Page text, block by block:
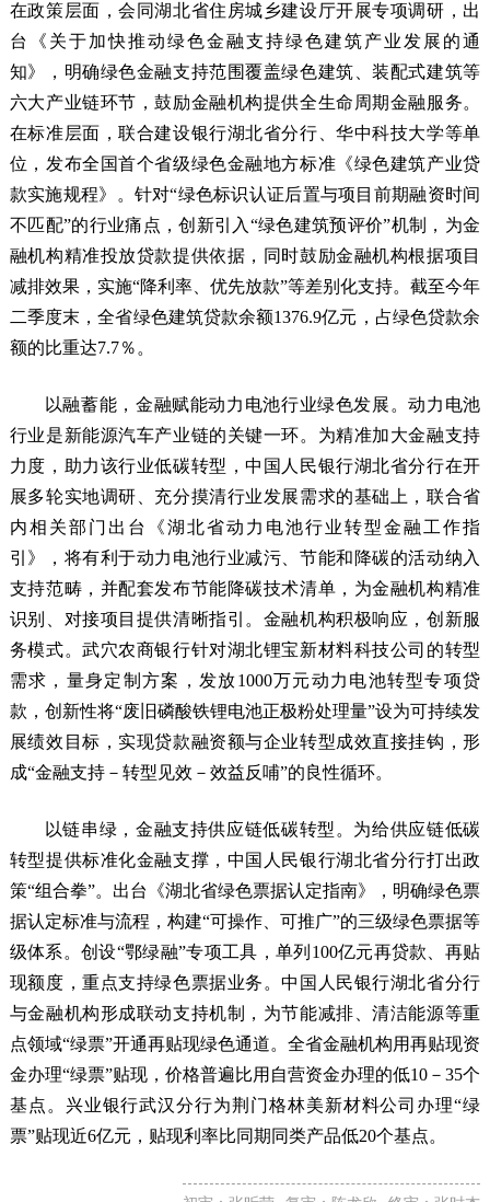
在政策层面，会同湖北省住房城乡建设厅开展专项调研，出
台《关于加快推动绿色金融支持绿色建筑产业发展的通
知》，明确绿色金融支持范围覆盖绿色建筑、装配式建筑等
六大产业链环节，鼓励金融机构提供全生命周期金融服务。
在标准层面，联合建设银行湖北省分行、华中科技大学等单
位，发布全国首个省级绿色金融地方标准《绿色建筑产业贷
款实施规程》。针对“绿色标识认证后置与项目前期融资时间
不匹配”的行业痛点，创新引入“绿色建筑预评价”机制，为金
融机构精准投放贷款提供依据，同时鼓励金融机构根据项目
减排效果，实施“降利率、优先放款”等差别化支持。截至今年
二季度末，全省绿色建筑贷款余额1376.9亿元，占绿色贷款余
额的比重达7.7％。
以融蓄能，金融赋能动力电池行业绿色发展。动力电池
行业是新能源汽车产业链的关键一环。为精准加大金融支持
力度，助力该行业低碳转型，中国人民银行湖北省分行在开
展多轮实地调研、充分摸清行业发展需求的基础上，联合省
内相关部门出台《湖北省动力电池行业转型金融工作指
引》，将有利于动力电池行业减污、节能和降碳的活动纳入
支持范畴，并配套发布节能降碳技术清单，为金融机构精准
识别、对接项目提供清晰指引。金融机构积极响应，创新服
务模式。武穴农商银行针对湖北锂宝新材料科技公司的转型
需求，量身定制方案，发放1000万元动力电池转型专项贷
款，创新性将“废旧磷酸铁锂电池正极粉处理量”设为可持续发
展绩效目标，实现贷款融资额与企业转型成效直接挂钩，形
成“金融支持－转型见效－效益反哺”的良性循环。
以链串绿，金融支持供应链低碳转型。为给供应链低碳
转型提供标准化金融支撑，中国人民银行湖北省分行打出政
策“组合拳”。出台《湖北省绿色票据认定指南》，明确绿色票
据认定标准与流程，构建“可操作、可推广”的三级绿色票据等
级体系。创设“鄂绿融”专项工具，单列100亿元再贷款、再贴
现额度，重点支持绿色票据业务。中国人民银行湖北省分行
与金融机构形成联动支持机制，为节能减排、清洁能源等重
点领域“绿票”开通再贴现绿色通道。全省金融机构用再贴现资
金办理“绿票”贴现，价格普遍比用自营资金办理的低10－35个
基点。兴业银行武汉分行为荆门格林美新材料公司办理“绿
票”贴现近6亿元，贴现利率比同期同类产品低20个基点。